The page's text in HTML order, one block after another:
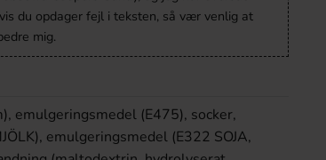
du opdager fejl i teksten, så vær venlig at
mig.
emulgeringsmedel (E475), socker,
emulgeringsmedel (E322 SOJA,